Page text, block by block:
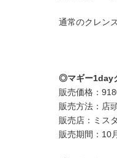
通常のクレン
◎マギー1day
販売価格：
販売方法：店
販売店：ミス
販売期間：10